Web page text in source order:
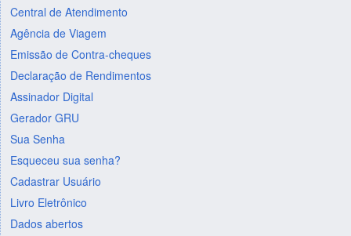
Central de Atendimento
Agência de Viagem
Emissão de Contra-cheques
Declaração de Rendimentos
Assinador Digital
Gerador GRU
Sua Senha
Esqueceu sua senha?
Cadastrar Usuário
Livro Eletrônico
Dados abertos